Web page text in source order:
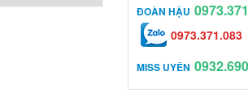
ĐOÀN HẬU
0973.371.083
MISS UYÊN